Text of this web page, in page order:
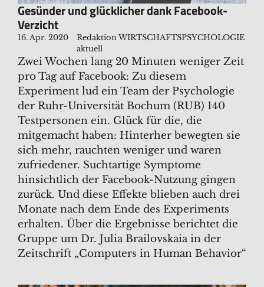
Gesünder und glücklicher dank Facebook-
Verzicht
16. Apr. 2020
Redaktion WIRTSCHAFTSPSYCHOLOGIE
aktuell
Zwei Wochen lang 20 Minuten weniger Zeit
pro Tag auf Facebook: Zu diesem
Experiment lud ein Team der Psychologie
der Ruhr-Universität Bochum (RUB) 140
Testpersonen ein. Glück für die, die
mitgemacht haben: Hinterher bewegten sie
sich mehr, rauchten weniger und waren
zufriedener. Suchtartige Symptome
hinsichtlich der Facebook-Nutzung gingen
zurück. Und diese Effekte blieben auch drei
Monate nach dem Ende des Experiments
erhalten. Über die Ergebnisse berichtet die
Gruppe um Dr. Julia Brailovskaia in der
Zeitschrift „Computers in Human Behavior“